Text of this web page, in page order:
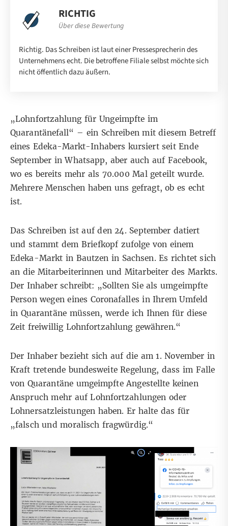
RICHTIG
Über diese Bewertung
Richtig. Das Schreiben ist laut einer Pressesprecherin des
Unternehmens echt. Die betroffene Filiale selbst möchte sich
nicht öffentlich dazu äußern.
„Lohnfortzahlung für Ungeimpfte im
Quarantänefall“ – ein Schreiben mit diesem Betreff
eines Edeka-Markt-Inhabers kursiert seit Ende
September in Whatsapp, aber auch aufFacebook,
wo es bereits mehr als 70.000 Mal geteilt wurde.
Mehrere Menschen haben uns gefragt, ob es echt
ist.
Das Schreiben ist auf den 24. September datiert
und stammt dem Briefkopf zufolge von einem
Edeka-Markt in Bautzen in Sachsen. Es richtet sich
an die Mitarbeiterinnen und Mitarbeiter des Markts.
Der Inhaber schreibt: „Sollten Sie als umgeimpfte
Person wegen eines Coronafalles in Ihrem Umfeld
in Quarantäne müssen, werde ich Ihnen für diese
Zeit freiwillig Lohnfortzahlung gewähren.“
Der Inhaber bezieht sich auf die am1. November in
Kraft tretende bundesweite Regelung, dass im Falle
von Quarantäne umgeimpfte Angestellte keinen
Anspruch mehr auf Lohnfortzahlungen oder
Lohnersatzleistungen haben. Er halte das für
„falsch und moralisch fragwürdig.“